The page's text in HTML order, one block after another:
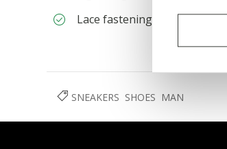
Lace fastening; Removable
SNEAKERS SHOES MAN